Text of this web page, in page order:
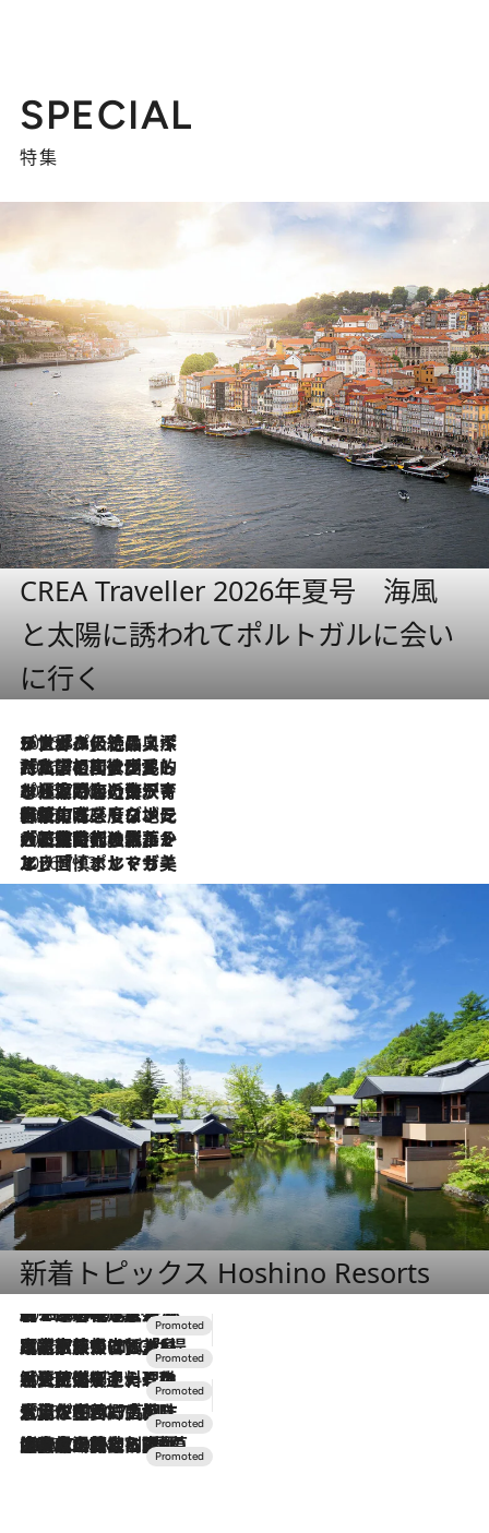
SPECIAL
特集
CREA Traveller 2026年夏号 海風
と太陽に誘われてポルトガルに会い
に行く
2026.8.8
リスボンの絶品スイーツ「パステル・デ・ナタ」とは？ポルトガル伝統の奥深い世界へ
2026.7.27
「私の祖国はポルトガル語です」国民的詩人フェルナンド・ペソアと、彼が愛した文学の街を歩く
2026.7.26
ポルトガル近海が育む極上の海の幸。キリリと冷えた白ワインと愉しむ、シーフード専門店の贅沢
2026.7.22
伝統の味をモダンに昇華。高感度な地元客が集う、リスボンの最旬ガストロノミー
2026.7.21
大航海時代の栄華から、震災、独裁、そして革命へ。ポルトガル・首都リスボンの石畳に刻まれた「歴史の光と影」
2026.7.13
エッセイ・ヤマザキマリ「慎ましくも美しき国 ポルトガル」
新着トピックス Hoshino Resorts
2026.8.7
【トンボの足水浴】ヒノキの香りに包まれて涼感マックス！約13℃の湧水かけ流しを避暑地「星野温泉 トンボの湯」で体験
2026.7.31
【ホテル帰省】という選択肢をOMOが提案。家族とほどよい距離を保つには「昼は実家、夜は気兼ねなくホテルで！」
2026.7.24
【夏限定ディナーコース】旬を迎える稚鮎や花ズッキーニなどをイタリア・トスカーナの郷土料理の手法で満喫！
2026.7.17
「土佐和ハーブかき氷」がOMO7高知に登場！生姜、山椒、大葉など目にも舌にも涼を呼ぶ郷土の味
2026.7.10
NEW OPEN！【界 草津】名湯の地に誕生。趣の異なる2種の温泉と上州ならではの会席・蕎麦割烹など美食を味わう究極の癒やし旅